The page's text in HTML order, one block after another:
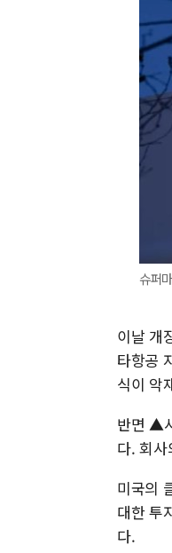
슈퍼
이날 개
타항공
식이 악
반면 ▲
다. 회
미국의
대한 투
다.